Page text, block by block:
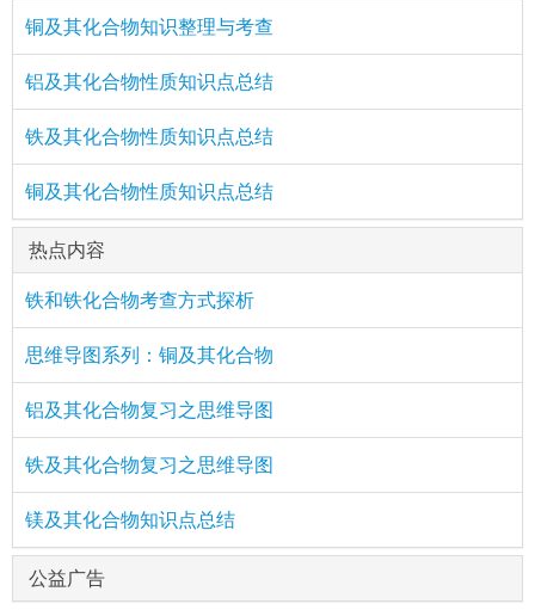
铜及其化合物知识整理与考查
铝及其化合物性质知识点总结
铁及其化合物性质知识点总结
铜及其化合物性质知识点总结
热点内容
铁和铁化合物考查方式探析
思维导图系列：铜及其化合物
铝及其化合物复习之思维导图
铁及其化合物复习之思维导图
镁及其化合物知识点总结
公益广告